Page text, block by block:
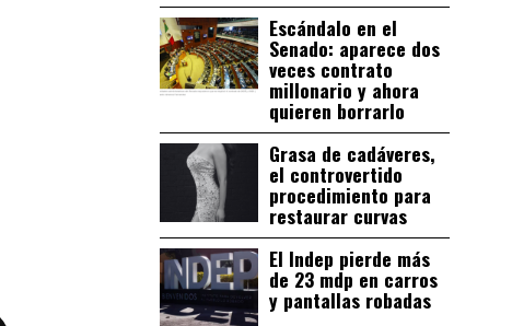
Escándalo en el
Senado: aparece dos
veces contrato
millonario y ahora
quieren borrarlo
Grasa de cadáveres,
el controvertido
procedimiento para
restaurar curvas
El Indep pierde más
de 23 mdp en carros
y pantallas robadas